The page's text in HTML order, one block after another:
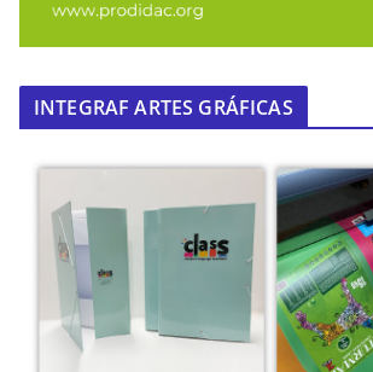
INTEGRAF ARTES GRÁFICAS